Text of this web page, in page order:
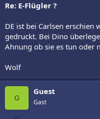
Re: E-Flügler ?
DE ist bei Carlsen
gedruckt. Bei Dino
Ahnung ob sie es tun oder
Wolf
G
Guest
Gast